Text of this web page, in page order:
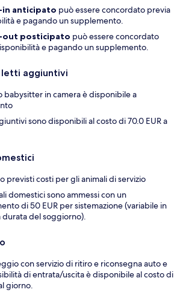
in anticipato può essere concordato previa
e pagando un supplemento.
out posticipato può essere concordato
e pagando un supplemento.
letti aggiuntivi
babysitter in camera è disponibile a
sono disponibili al costo di 70.0 EUR a
previsti costi per gli animali di servizio
domestici sono ammessi con un
di 50 EUR per sistemazione (variabile in
durata del soggiorno).
con servizio di ritiro e riconsegna auto e
di entrata/uscita è disponibile al costo di
giorno.